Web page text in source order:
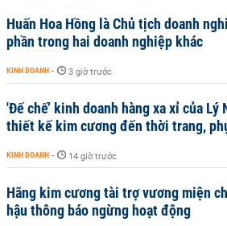
Huấn Hoa Hồng là Chủ tịch doanh
phần trong hai doanh nghiệp khác
KINH DOANH - 3 giờ trước
'Đế chế’ kinh doanh hàng xa xỉ của Lý
thiết kế kim cương đến thời trang,
KINH DOANH - 14 giờ trước
Hãng kim cương tài trợ vương miện
hậu thông báo ngừng hoạt động